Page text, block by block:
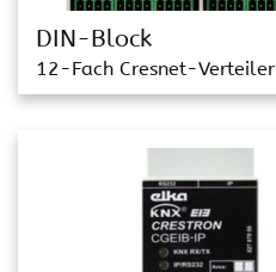
DIN-Block
12-Fach Cresnet-Verteiler